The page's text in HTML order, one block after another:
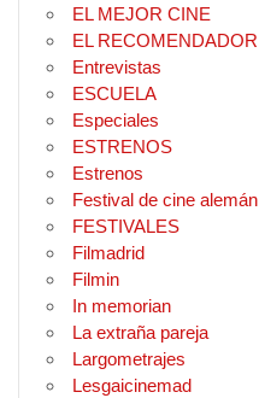
EL MEJOR CINE
EL RECOMENDADOR
Entrevistas
ESCUELA
Especiales
ESTRENOS
Estrenos
Festival de cine alemán
FESTIVALES
Filmadrid
Filmin
In memorian
La extraña pareja
Largometrajes
Lesgaicinemad